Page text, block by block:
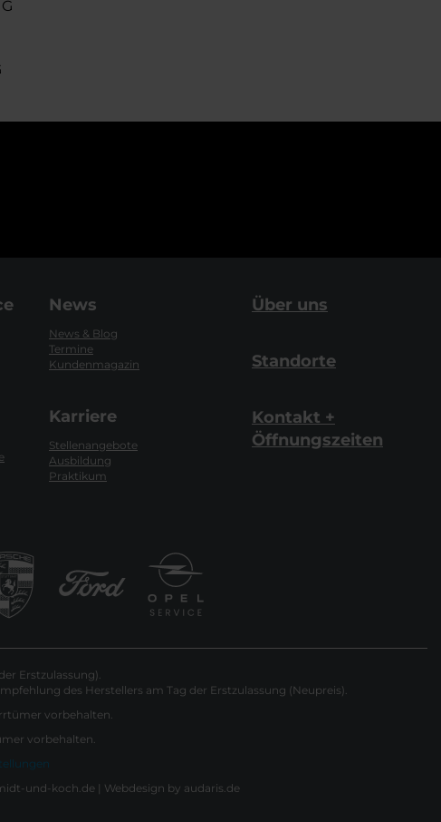
News
News & Blog
Termine
Kundenmagazin
Karriere
Stellenangebote
Ausbildung
Praktikum
Über uns
Standorte
Kontakt +
Öffnungszeiten
Erstzulassung).
des Herstellers am Tag der Erstzulassung (Neupreis).
vorbehalten.
vorbehalten.
und-koch.de | Webdesign by audaris.de